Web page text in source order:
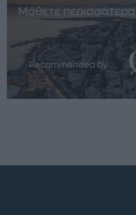
Μάθετε περισσότερα
Recommended by